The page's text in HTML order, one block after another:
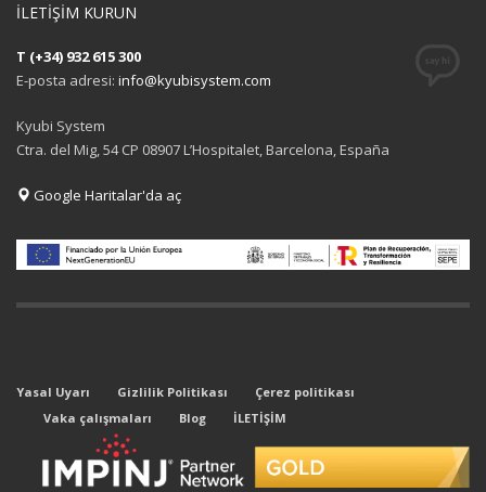
İLETİŞİM KURUN
T (+34) 932 615 300
E-posta adresi: info@kyubisystem.com
Kyubi System
Ctra. del Mig, 54 CP 08907 L’Hospitalet, Barcelona, España
Google Haritalar'da aç
Yasal Uyarı Gizlilik Politikası
Çerez politikası
Vaka çalışmaları
Blog İLETİŞİM